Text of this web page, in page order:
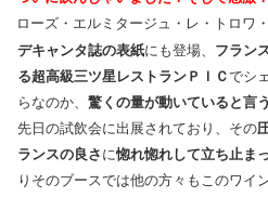
ローズ・エルミタージュ・レ・トロワ
デキャンタ誌の表紙にも登場、 フラン
る超高級三ツ星レストランＰＩＣでシ
らなのか、 驚くの量が動いていると言う
先日の試飲会に出展されており、その
ランスの良さ に惚れ惚れして立ち止ま
りそのブースでは他の方々もこのワイ